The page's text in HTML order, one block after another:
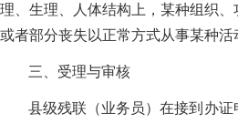
理、生理、人体结构上，某种组织
或者部分丧失以正常方式从事某种活
三、受理与审核
县级残联（业务员）在接到办证